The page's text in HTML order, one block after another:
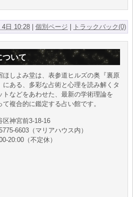
4日 10:28 |個別ページ トラックバック(0)
ついて
ほしよみ堂は、表参道ヒルズの奥『裏原
にある、多彩な占術と心理を読み解くタ
トなどをあわせた、最新の学術理論を
て複合的に鑑定する占い館です。
区神宮前3-18-16
6603（マリアハウス内）
20:00（不定休）